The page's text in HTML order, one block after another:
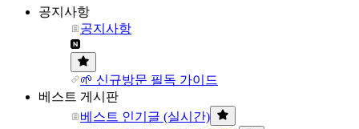
공지사항
공지사항
🌱 신규방문 필독 가이드
베스트 게시판
베스트 인기글 (실시간)